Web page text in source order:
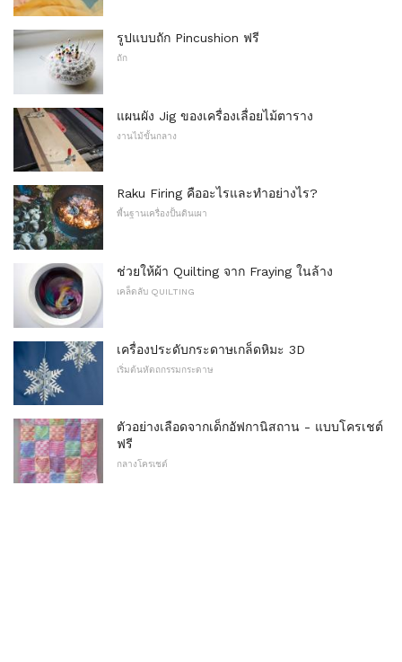
รูปแบบถัก Pincushion ฟรี
ถัก
แผนผัง Jig ของเครื่องเลื่อยไม้ตาราง
งานไม้ขั้นกลาง
Raku Firing คืออะไรและทำอย่างไร?
พื้นฐานเครื่องปั้นดินเผา
ช่วยให้ผ้า Quilting จาก Fraying ในล้าง
เคล็ดลับ QUILTING
เครื่องประดับกระดาษเกล็ดหิมะ 3D
เริ่มต้นหัตถกรรมกระดาษ
ตัวอย่างเลือดจากเด็กอัฟกานิสถาน - แบบโครเชต์
ฟรี
กลางโครเชต์